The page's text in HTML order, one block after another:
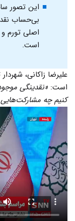
این تصور
بی‌حساب
اصلی تورم
است.
است:
کنیم چه مشارکت‌هایی